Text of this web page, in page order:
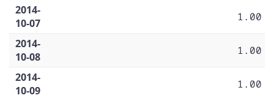
2014-
10-07
1.00
2014-
10-08
1.00
2014-
10-09
1.00